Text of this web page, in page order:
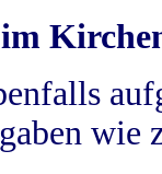
wie